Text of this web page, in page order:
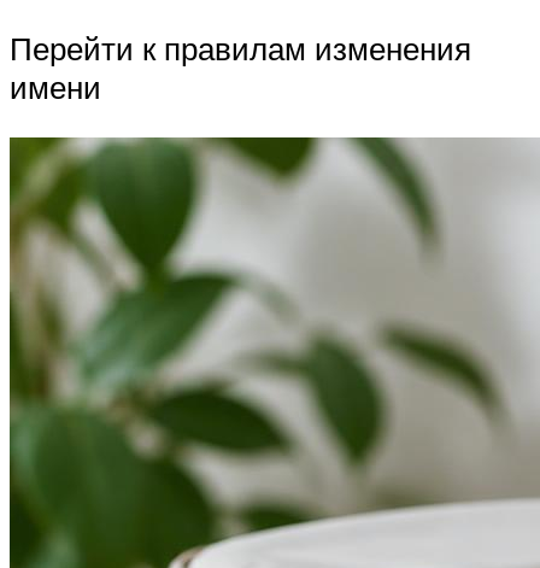
Перейти к правилам изменения
имени